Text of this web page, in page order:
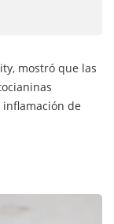
mostró que las
de